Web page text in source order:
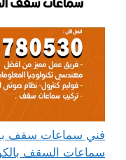
سماعات السقف